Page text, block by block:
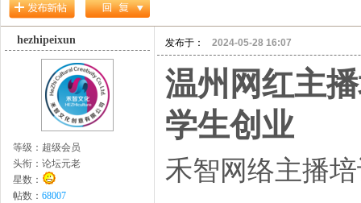
hezhipeixun
等级： 超级会员
头衔： 论坛元老
星数：
帖数： 68007
发布于： 2024-05-28 16:07
温州网红主
学生创业
禾智网络主播